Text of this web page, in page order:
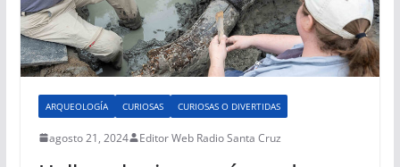
ARQUEOLOGÍA CURIOSAS CURIOSAS O DIVERTIDAS
agosto 21, 2024 Editor Web Radio Santa Cruz